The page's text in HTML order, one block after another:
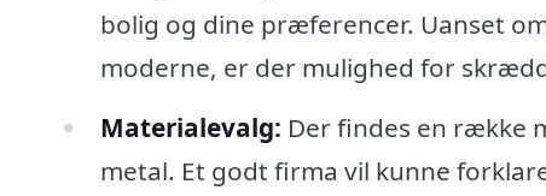
bolig og dine præferencer. Uanset
moderne, er der mulighed for
Materialevalg: Der findes en række
metal. Et godt firma vil kunne